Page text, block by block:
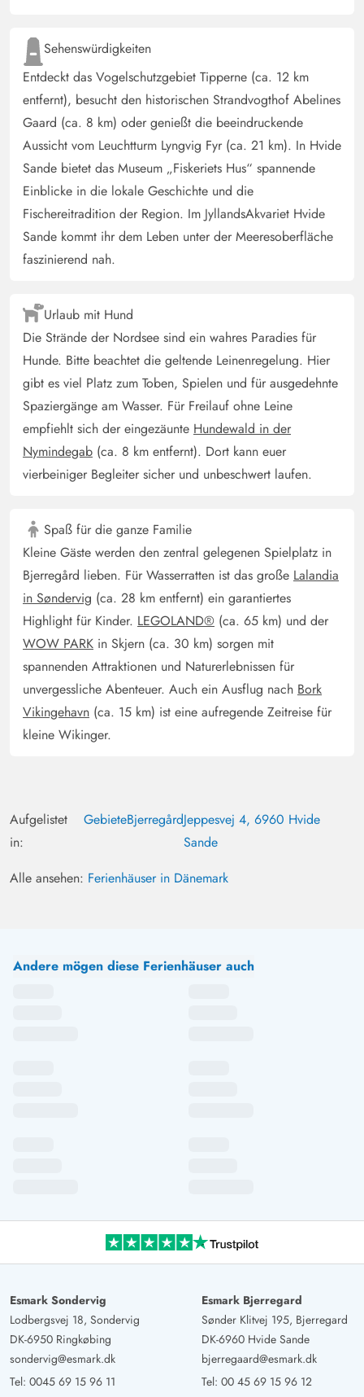
Sehenswürdigkeiten
Entdeckt das Vogelschutzgebiet Tipperne (ca. 12 km
entfernt), besucht den historischen Strandvogthof Abelines
Gaard (ca. 8 km) oder genießt die beeindruckende
Aussicht vom Leuchtturm Lyngvig Fyr (ca. 21 km). In Hvide
Sande bietet das Museum „Fiskeriets Hus“ spannende
Einblicke in die lokale Geschichte und die
Fischereitradition der Region. Im JyllandsAkvariet Hvide
Sande kommt ihr dem Leben unter der Meeresoberfläche
faszinierend nah.
Urlaub mit Hund
Die Strände der Nordsee sind ein wahres Paradies für
Hunde. Bitte beachtet die geltende Leinenregelung. Hier
gibt es viel Platz zum Toben, Spielen und für ausgedehnte
Spaziergänge am Wasser. Für Freilauf ohne Leine
empfiehlt sich der eingezäunte Hundewald in der
Nymindegab (ca. 8 km entfernt). Dort kann euer
vierbeiniger Begleiter sicher und unbeschwert laufen.
Spaß für die ganze Familie
Kleine Gäste werden den zentral gelegenen Spielplatz in
Bjerregård lieben. Für Wasserratten ist das große Lalandia
in Søndervig (ca. 28 km entfernt) ein garantiertes
Highlight für Kinder. LEGOLAND® (ca. 65 km) und der
WOW PARK in Skjern (ca. 30 km) sorgen mit
spannenden Attraktionen und Naturerlebnissen für
unvergessliche Abenteuer. Auch ein Ausflug nach Bork
Vikingehavn (ca. 15 km) ist eine aufregende Zeitreise für
kleine Wikinger.
Aufgelistet
in:
GebieteBjerregårdJeppesvej 4, 6960 Hvide
Sande
Alle ansehen: Ferienhäuser in Dänemark
Andere mögen diese Ferienhäuser auch
Esmark Sondervig
Lodbergsvej 18, Sondervig
DK-6950 Ringkøbing
sondervig@esmark.dk
Tel: 0045 69 15 96 11
Esmark Bjerregard
Sønder Klitvej 195, Bjerregard
DK-6960 Hvide Sande
bjerregaard@esmark.dk
Tel: 00 45 69 15 96 12